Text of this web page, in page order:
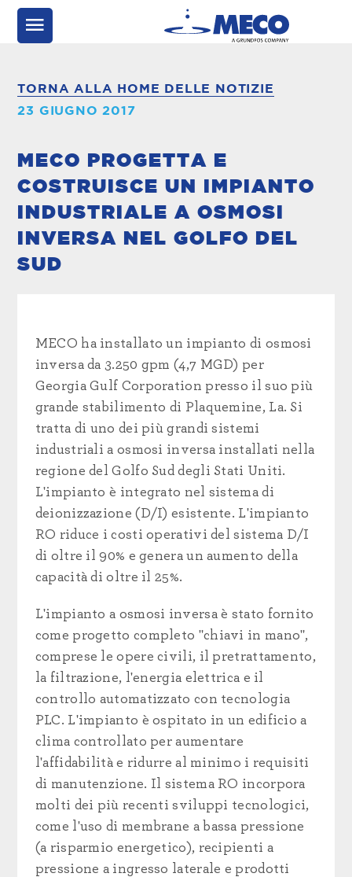
TORNA ALLA HOME DELLE NOTIZIE
23 GIUGNO 2017
MECO PROGETTA E
COSTRUISCE UN IMPIANTO
INDUSTRIALE A OSMOSI
INVERSA NEL GOLFO DEL
SUD
MECO ha installato un impianto di osmosi
inversa da 3.250 gpm (4,7 MGD) per
Georgia Gulf Corporation presso il suo più
grande stabilimento di Plaquemine, La. Si
tratta di uno dei più grandi sistemi
industriali a osmosi inversa installati nella
regione del Golfo Sud degli Stati Uniti.
L'impianto è integrato nel sistema di
deionizzazione (D/I) esistente. L'impianto
RO riduce i costi operativi del sistema D/I
di oltre il 90% e genera un aumento della
capacità di oltre il 25%.
L'impianto a osmosi inversa è stato fornito
come progetto completo "chiavi in mano",
comprese le opere civili, il pretrattamento,
la filtrazione, l'energia elettrica e il
controllo automatizzato con tecnologia
PLC. L'impianto è ospitato in un edificio a
clima controllato per aumentare
l'affidabilità e ridurre al minimo i requisiti
di manutenzione. Il sistema RO incorpora
molti dei più recenti sviluppi tecnologici,
come l'uso di membrane a bassa pressione
(a risparmio energetico), recipienti a
pressione a ingresso laterale e prodotti